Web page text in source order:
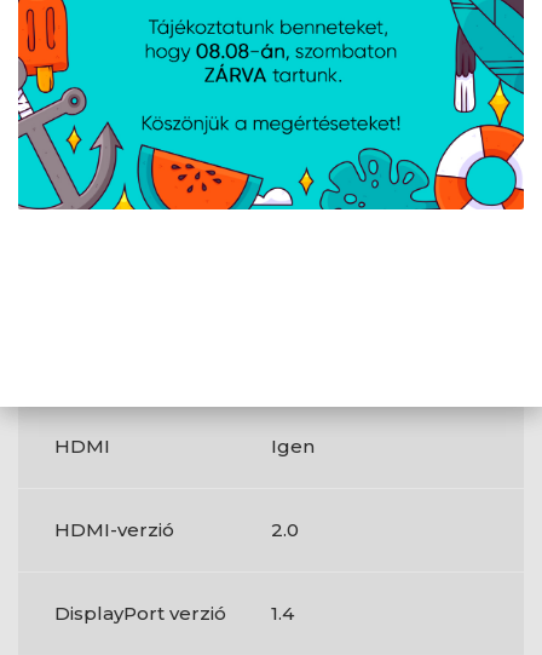
DisplayPort száma 1
Fejhallgató
kimenetek
1
HDMI Igen
HDMI-verzió 2.0
DisplayPort verzió 1.4